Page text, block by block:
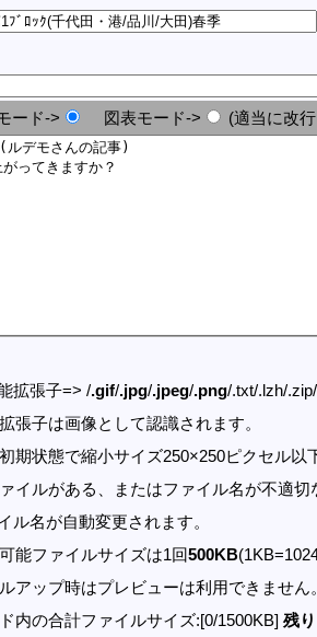
ード-> 図表モード-> (適当に改
拡張子=> /.gif/.jpg/.jpeg/.png/.txt/.lzh/
張子は画像として認識されます。
期状態で縮小サイズ250×250ピクセル以
イルがある、またはファイル名が不適切
名が自動変更されます。
能ファイルサイズは1回500KB
アップ時はプレビューは利用できません
内の合計ファイルサイズ:[0/1500KB] 残